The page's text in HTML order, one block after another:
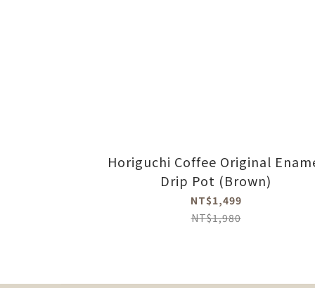
Horiguchi Coffee Original
Drip Pot (Brown)
NT$1,499
NT$1,980